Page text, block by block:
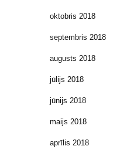
oktobris 2018
septembris 2018
augusts 2018
jūlijs 2018
jūnijs 2018
maijs 2018
aprīlis 2018